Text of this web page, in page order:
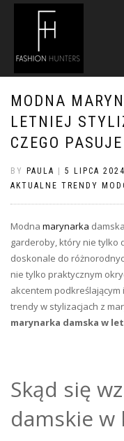
MODNA
LETNIEJ
CZEGO PASUJE
BY PAULA 5 LIPCA 2024
AKTUALNE TRENDY
Modna marynarka
garderoby, który nie tylko
doskonale do
nie tylko praktycznym
akcentem
trendy w stylizacjach z
marynarka damska w
Skąd się
damskie w